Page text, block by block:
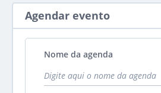
Agendar evento
Formulário de busca de
Nome da agenda